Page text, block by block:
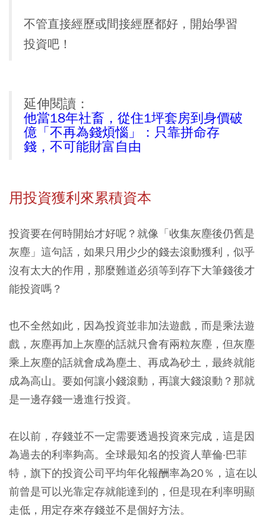
不管直接經歷或間接經歷都好，開始學習
投資吧！
延伸閱讀：
他當18年社畜，從住1坪套房到身價破
億「不再為錢煩惱」：只靠拼命存
錢，不可能財富自由
用投資獲利來累積資本
投資要在何時開始才好呢？就像「收集灰塵後仍舊是
灰塵」這句話，如果只用少少的錢去滾動獲利，似乎
沒有太大的作用，那麼難道必須等到存下大筆錢後才
能投資嗎？
也不全然如此，因為投資並非加法遊戲，而是乘法遊
戲，灰塵再加上灰塵的話就只會有兩粒灰塵，但灰塵
乘上灰塵的話就會成為塵土、再成為砂土，最終就能
成為高山。要如何讓小錢滾動，再讓大錢滾動？那就
是一邊存錢一邊進行投資。
在以前，存錢並不一定需要透過投資來完成，這是因
為過去的利率夠高。全球最知名的投資人華倫‧巴菲
特，旗下的投資公司平均年化報酬率為20％，這在以
前曾是可以光靠定存就能達到的，但是現在利率明顯
走低，用定存來存錢並不是個好方法。